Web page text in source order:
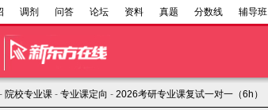
调剂 问答 论坛 资料 真题 分数线 辅导班
- 院校专业课 - 专业课定向 - 2026考研专业课复试一对一（6h）